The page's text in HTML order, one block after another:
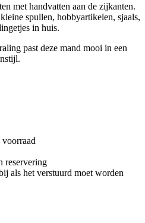
met handvatten aan de zijkanten.
spullen, hobbyartikelen, sjaals,
in huis.
past deze mand mooi in een
reservering
als het verstuurd moet worden